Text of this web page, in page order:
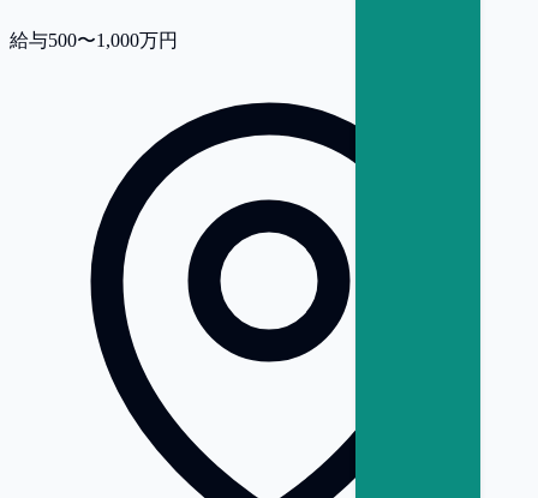
給与500〜1,000万円